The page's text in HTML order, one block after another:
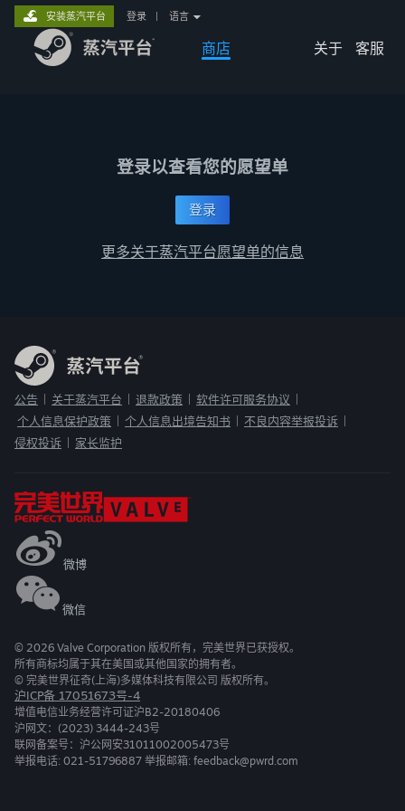
商店 关于 客服
安装蒸汽平台 登录 语言
登录以查看您的愿望单
登录
更多关于蒸汽平台愿望单的信息
公告 关于蒸汽平台 退款政策 软件许可服务协议
个人信息保护政策 个人信息出境告知书 不良内容举报投诉
侵权投诉 家长监护
微博
微信
© 2026 Valve Corporation 版权所有，完美世界已获授权。
所有商标均属于其在美国或其他国家的拥有者。
© 完美世界征奇(上海)多媒体科技有限公司 版权所有。
沪ICP备 17051673号-4
增值电信业务经营许可证沪B2-20180406
沪网文：(2023) 3444-243号
联网备案号：沪公网安31011002005473号
举报电话: 021-51796887 举报邮箱: feedback@pwrd.com